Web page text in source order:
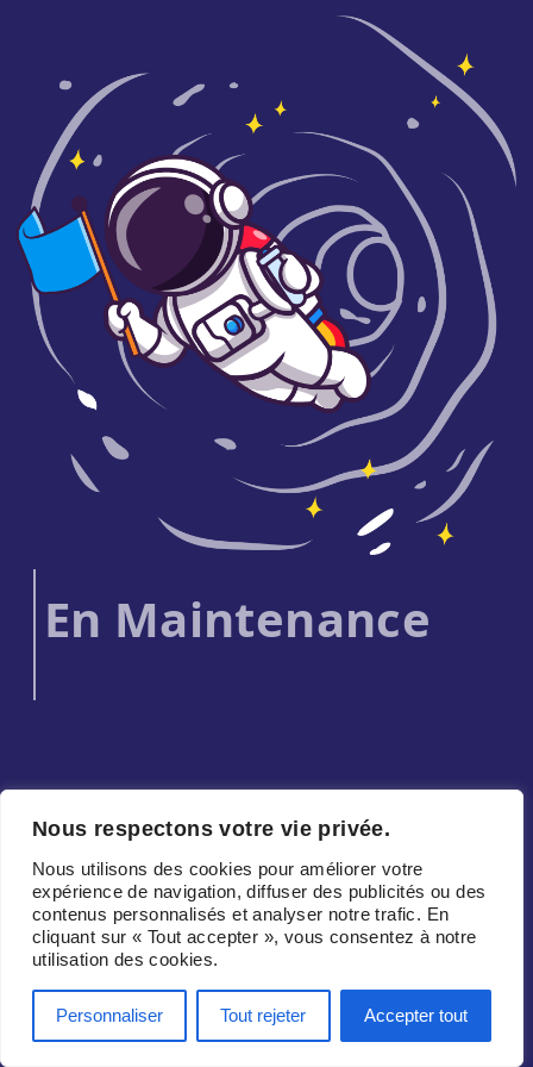
Nous respectons votre vie privée.
Nous utilisons des cookies pour améliorer votre
expérience de navigation, diffuser des publicités ou des
contenus personnalisés et analyser notre trafic. En
cliquant sur « Tout accepter », vous consentez à notre
utilisation des cookies.
Personnaliser Tout rejeter Accepter tout
En Maintenance